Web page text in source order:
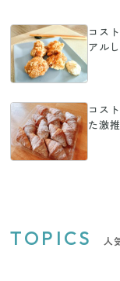
コス
アル
コス
た激
TOPICS 人